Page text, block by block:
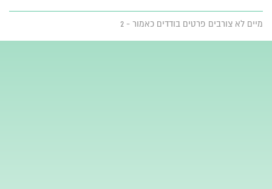
מיים לא צורבים פרטים בודדים כאמור - 2